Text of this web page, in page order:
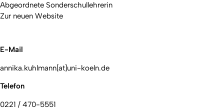
Abgeordnete Sonderschullehrerin
Zur neuen Website
E-Mail
annika.kuhlmann[at]uni-koeln.de
Telefon
0221 / 470-5551